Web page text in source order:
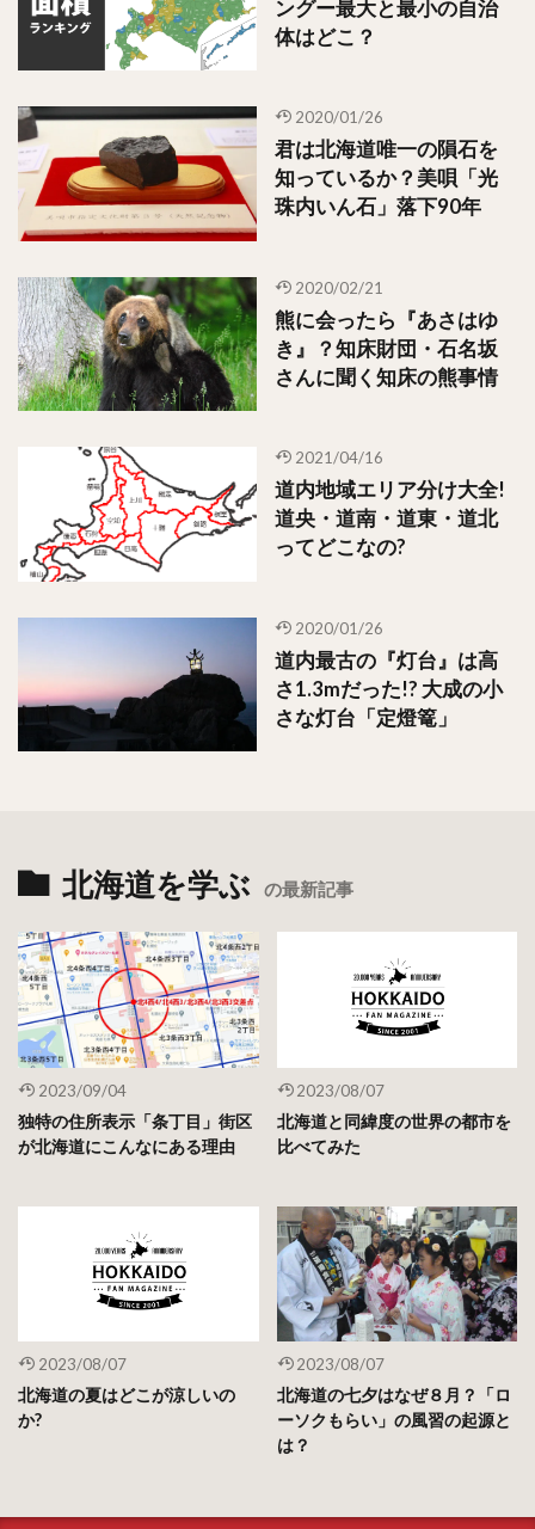
ングー最大と最小の自治
体はどこ？
2020/01/26
君は北海道唯一の隕石を
知っているか？美唄「光
珠内いん石」落下90年
2020/02/21
熊に会ったら『あさはゆ
き』？知床財団・石名坂
さんに聞く知床の熊事情
2021/04/16
道内地域エリア分け大全!
道央・道南・道東・道北
ってどこなの?
2020/01/26
道内最古の『灯台』は高
さ1.3mだった!? 大成の小
さな灯台「定燈篭」
北海道を学ぶ の最新記事
2023/09/04
独特の住所表示「条丁目」街区
が北海道にこんなにある理由
2023/08/07
北海道と同緯度の世界の都市を
比べてみた
2023/08/07
北海道の夏はどこが涼しいの
か?
2023/08/07
北海道の七夕はなぜ８月？「ロ
ーソクもらい」の風習の起源と
は？